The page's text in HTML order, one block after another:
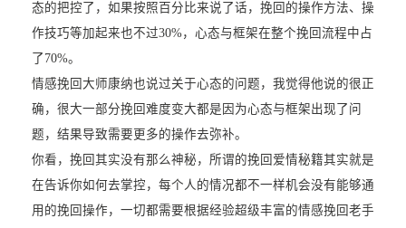
态的把控了，如果按照百分比来说了话，挽回的操作方法、操
作技巧等加起来也不过30%，心态与框架在整个挽回流程中占
了70%。
情感挽回大师康纳也说过关于心态的问题，我觉得他说的很正
确，很大一部分挽回难度变大都是因为心态与框架出现了问
题，结果导致需要更多的操作去弥补。
你看，挽回其实没有那么神秘，所谓的挽回爱情秘籍其实就是
在告诉你如何去掌控，每个人的情况都不一样机会没有能够通
用的挽回操作，一切都需要根据经验超级丰富的情感挽回老手